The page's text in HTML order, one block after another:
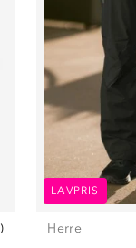
)
LAVPRIS
Herre